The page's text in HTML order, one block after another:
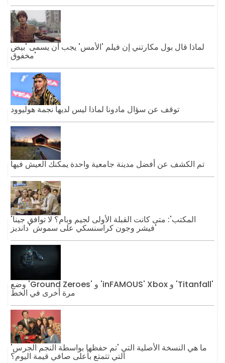
لماذا قال بول مكارتني إن فيلم 'الأمس' يجب أن يسمى 'بيض
مخفوق'
توقف عن سؤال مادونا لماذا ليس لديها نجمة هوليوود
تم الكشف عن أفضل مدينة جامعية واحدة يمكنك العيش فيها
'المكتب': متى كانت القبلة الأولى لجيم وبام؟ لا توافق جينا
فيشر وجون كراسنسكي على سموش 'دانديز'
وضع 'Ground Zeroes' و 'inFAMOUS' Xbox و 'Titanfall'
مرة أخرى في الخط
ما هي النسخة الأصلية التي 'تم حفظها بواسطة النجم الجرس'
التي تتمتع بأعلى صافي قيمة اليوم؟